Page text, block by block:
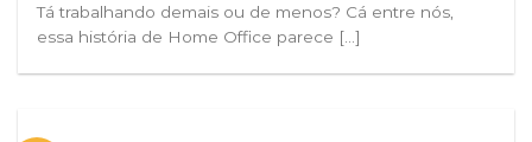
Tá trabalhando demais ou de menos? Cá entre nós,
essa história de Home Office parece [...]